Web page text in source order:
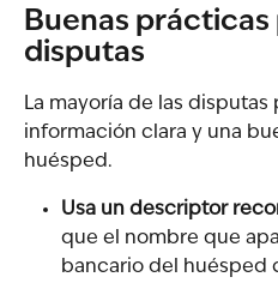
Buenas prácticas
disputas
La mayoría de las
información clara y una
huésped.
Usa un descriptor
que el nombre que
bancario del huésped